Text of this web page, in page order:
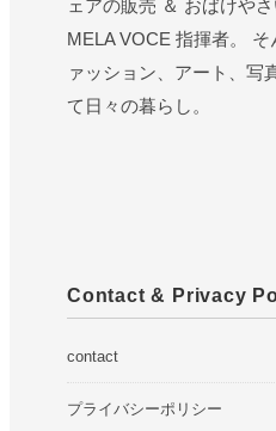
ェアの販売 ＆ おばけや
MELA VOCE 指揮者。
ァッション、アート、写
て日々の暮らし。
Contact & Privacy
contact
プライバシーポリシー